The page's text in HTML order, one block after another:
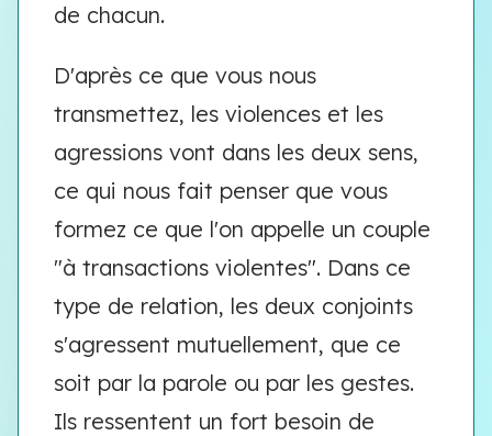
de chacun.
D'après ce que vous nous
transmettez, les violences et les
agressions vont dans les deux sens,
ce qui nous fait penser que vous
formez ce que l'on appelle un couple
"à transactions violentes". Dans ce
type de relation, les deux conjoints
s'agressent mutuellement, que ce
soit par la parole ou par les gestes.
Ils ressentent un fort besoin de